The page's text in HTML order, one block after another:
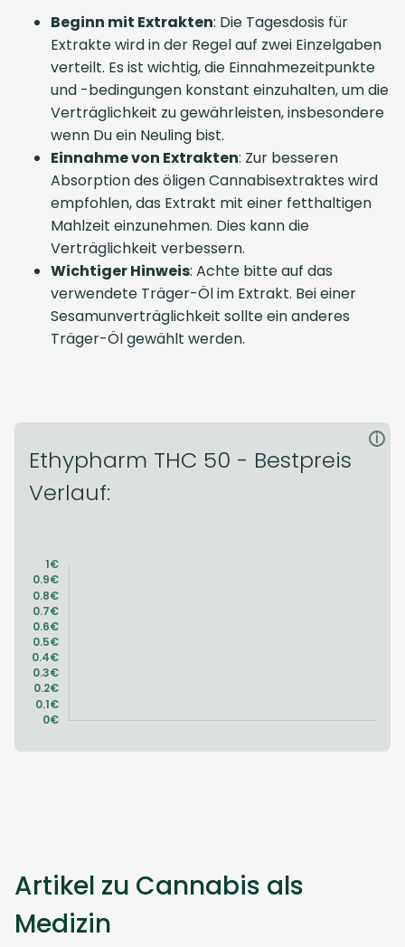
Beginn mit Extrakten: Die Tagesdosis für
Extrakte wird in der Regel auf zwei Einzelgaben
verteilt. Es ist wichtig, die Einnahmezeitpunkte
und -bedingungen konstant einzuhalten, um die
Verträglichkeit zu gewährleisten, insbesondere
wenn Du ein Neuling bist.
Einnahme von Extrakten: Zur besseren
Absorption des öligen Cannabisextraktes wird
empfohlen, das Extrakt mit einer fetthaltigen
Mahlzeit einzunehmen. Dies kann die
Verträglichkeit verbessern.
Wichtiger Hinweis: Achte bitte auf das
verwendete Träger-Öl im Extrakt. Bei einer
Sesamunverträglichkeit sollte ein anderes
Träger-Öl gewählt werden.
Ethypharm THC 50 - Bestpreis
Verlauf:
i
Artikel zu Cannabis als
Medizin